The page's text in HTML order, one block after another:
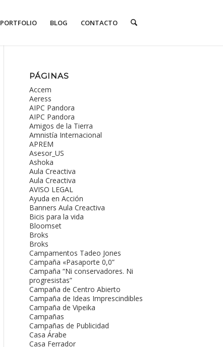
PORTFOLIO BLOG CONTACTO
PÁGINAS
Accem
Aeress
AIPC Pandora
AIPC Pandora
Amigos de la Tierra
Amnistía Internacional
APREM
Asesor_US
Ashoka
Aula Creactiva
Aula Creactiva
AVISO LEGAL
Ayuda en Acción
Banners Aula Creactiva
Bicis para la vida
Bloomset
Broks
Broks
Campamentos Tadeo Jones
Campaña «Pasaporte 0,0”
Campaña “Ni conservadores. Ni
progresistas”
Campaña de Centro Abierto
Campaña de Ideas Imprescindibles
Campaña de Vipeika
Campañas
Campañas de Publicidad
Casa Árabe
Casa Ferrador